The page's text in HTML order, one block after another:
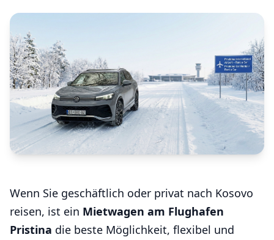
Wenn Sie geschäftlich oder privat nach Kosovo
reisen, ist ein Mietwagen am Flughafen
Pristina die beste Möglichkeit, flexibel und